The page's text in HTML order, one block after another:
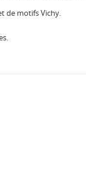
de motifs Vichy.